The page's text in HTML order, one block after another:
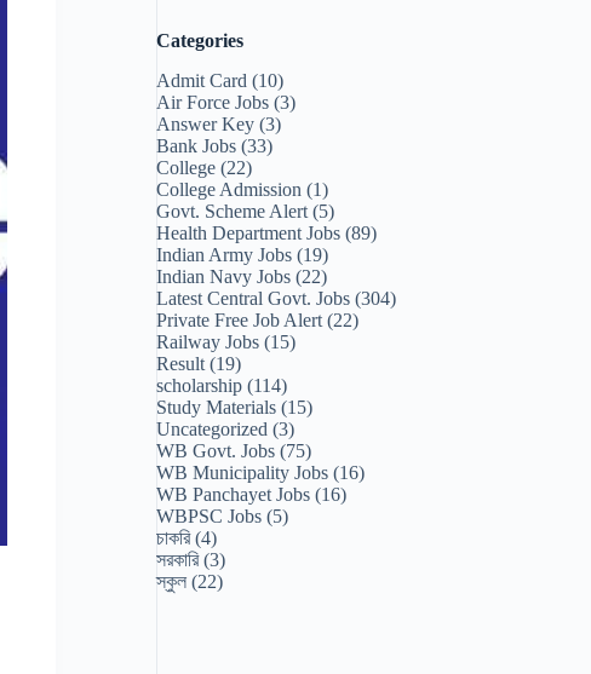
Categories
Admit Card (10)
Air Force Jobs (3)
Answer Key (3)
Bank Jobs (33)
College (22)
College Admission (1)
Govt. Scheme Alert (5)
Health Department Jobs (89)
Indian Army Jobs (19)
Indian Navy Jobs (22)
Latest Central Govt. Jobs (304)
Private Free Job Alert (22)
Railway Jobs (15)
Result (19)
scholarship (114)
Study Materials (15)
Uncategorized (3)
WB Govt. Jobs (75)
WB Municipality Jobs (16)
WB Panchayet Jobs (16)
WBPSC Jobs (5)
চাকরি(4)
সরকারি(3)
স্কুল (22)